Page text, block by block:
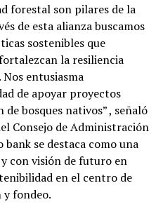
forestal son pilares de la
de esta alianza buscamos
sostenibles que
la resiliencia
entusiasma
de apoyar proyectos
bosques nativos” , señaló
Consejo de Administración
bank se destaca como una
con visión de futuro en
en el centro de
y fondeo.